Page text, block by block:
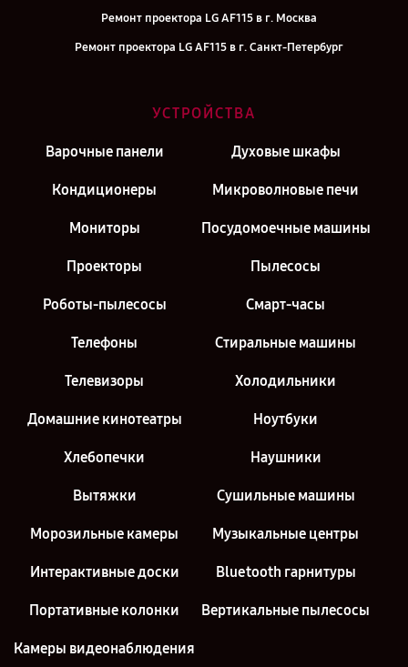
Ремонт проектора LG AF115 в г. Москва
Ремонт проектора LG AF115 в г. Санкт-Петербург
УСТРОЙСТВА
Варочные панели Духовые шкафы
Кондиционеры Микроволновые печи
Мониторы Посудомоечные машины
Проекторы Пылесосы
Роботы-пылесосы Смарт-часы
Телефоны Стиральные машины
Телевизоры Холодильники
Домашние кинотеатры Ноутбуки
Хлебопечки Наушники
Вытяжки Сушильные машины
Морозильные камеры Музыкальные центры
Интерактивные доски Bluetooth гарнитуры
Портативные колонки Вертикальные пылесосы
Камеры видеонаблюдения